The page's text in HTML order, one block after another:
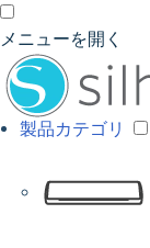
メニューを開く
製品カテゴリ